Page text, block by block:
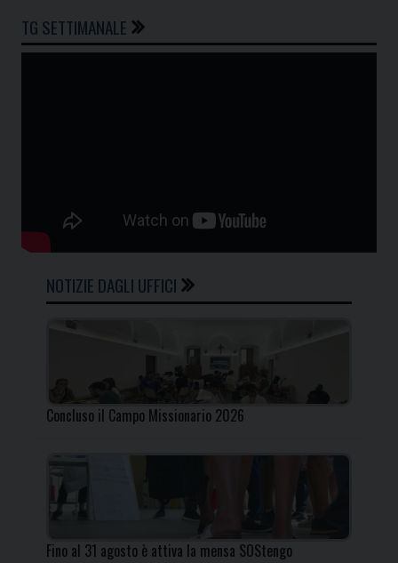
TG SETTIMANALE
NOTIZIE DAGLI UFFICI
Concluso il Campo Missionario 2026
Fino al 31 agosto è attiva la mensa SOStengo